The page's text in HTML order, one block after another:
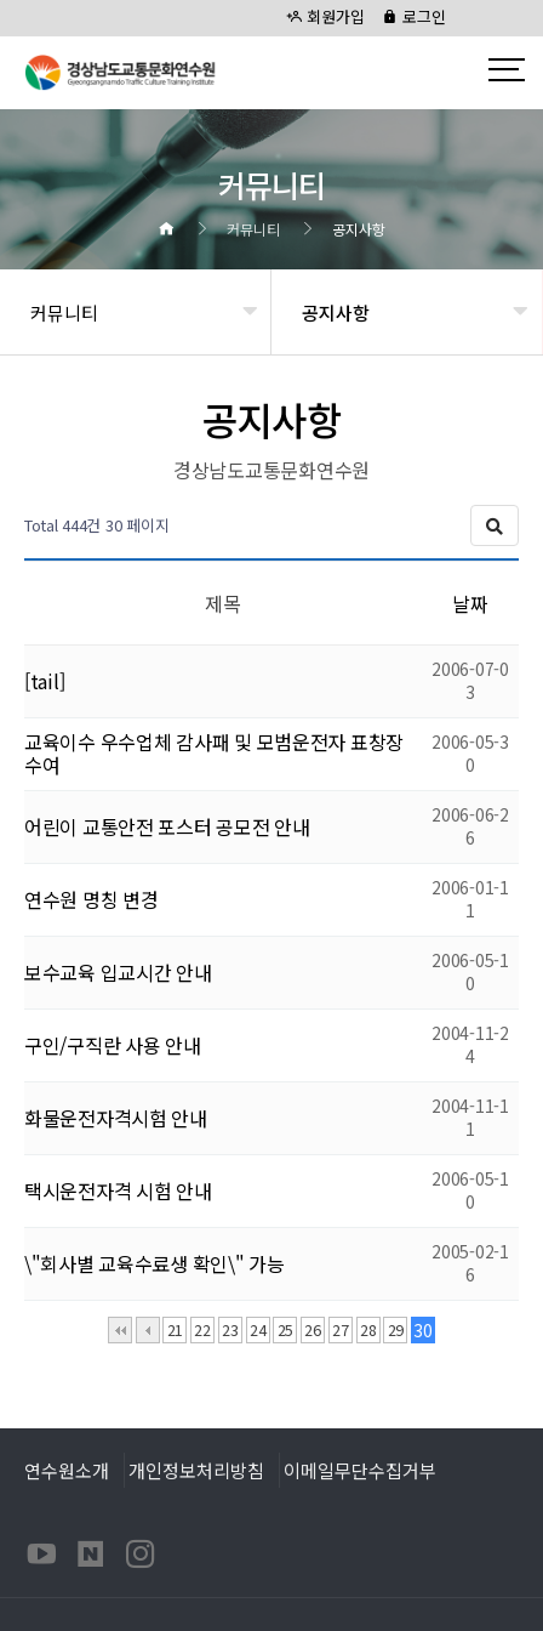
회원가입 로그인
커뮤니티
커뮤니티 공지사항
커뮤니티 공지사항
공지사항
경상남도교통문화연수원
Total 444건 30 페이지
제목 날짜
[tail]
2006-07-0
3
교육이수 우수업체 감사패 및 모범운전자 표창장
수여
2006-05-3
0
어린이 교통안전 포스터 공모전 안내
2006-06-2
6
연수원 명칭 변경
2006-01-1
1
보수교육 입교시간 안내
2006-05-1
0
구인/구직란 사용 안내
2004-11-2
4
화물운전자격시험 안내
2004-11-1
1
택시운전자격 시험 안내
2006-05-1
0
\"회사별 교육수료생 확인\" 가능
2005-02-1
6
21 22 23 24 25 26 27 28 29 30
연수원소개 개인정보처리방침 이메일무단수집거부